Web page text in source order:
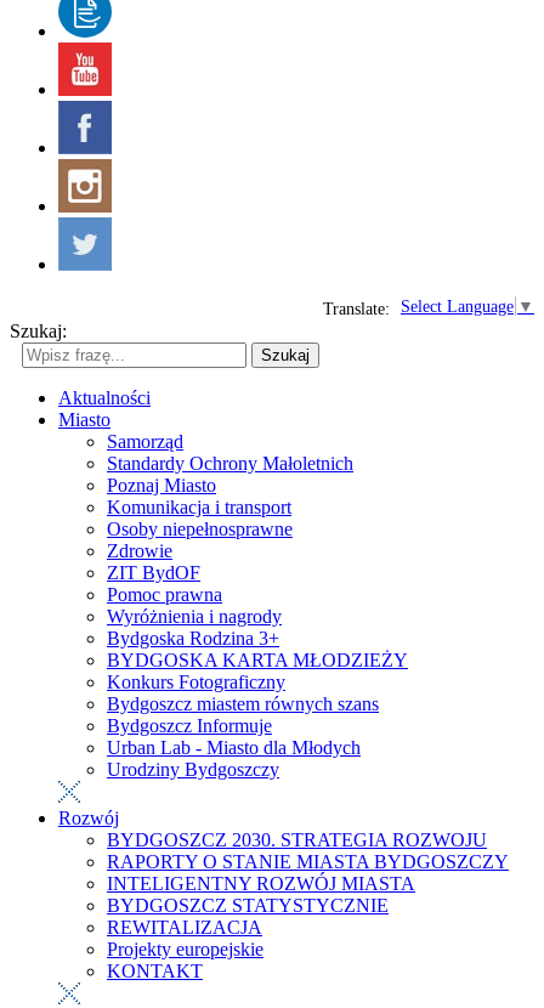
Select Language ▼
Translate:
Szukaj:
Szukaj
Aktualności
Miasto
Samorząd
Standardy Ochrony Małoletnich
Poznaj Miasto
Komunikacja i transport
Osoby niepełnosprawne
Zdrowie
ZIT BydOF
Pomoc prawna
Wyróżnienia i nagrody
Bydgoska Rodzina 3+
BYDGOSKA KARTA MŁODZIEŻY
Konkurs Fotograficzny
Bydgoszcz miastem równych szans
Bydgoszcz Informuje
Urban Lab - Miasto dla Młodych
Urodziny Bydgoszczy
Rozwój
BYDGOSZCZ 2030. STRATEGIA ROZWOJU
RAPORTY O STANIE MIASTA BYDGOSZCZY
INTELIGENTNY ROZWÓJ MIASTA
BYDGOSZCZ STATYSTYCZNIE
REWITALIZACJA
Projekty europejskie
KONTAKT